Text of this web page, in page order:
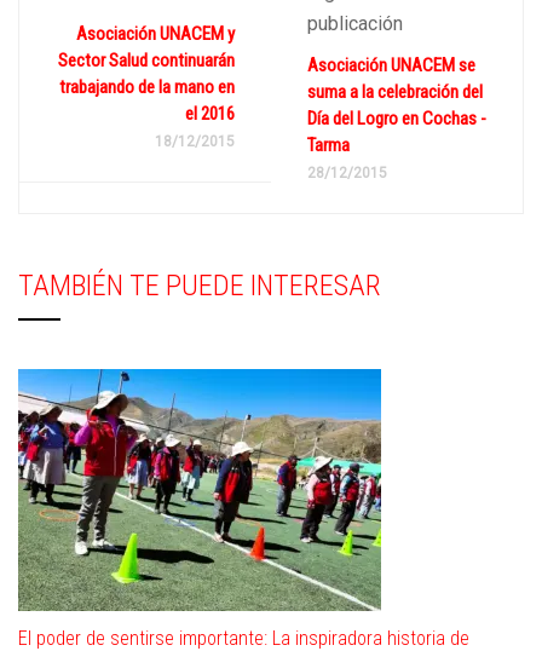
Asociación UNACEM y
Sector Salud continuarán
trabajando de la mano en
el 2016
18/12/2015
publicación
Asociación UNACEM se
suma a la celebración del
Día del Logro en Cochas -
Tarma
28/12/2015
TAMBIÉN TE PUEDE INTERESAR
El poder de sentirse importante: La inspiradora historia de